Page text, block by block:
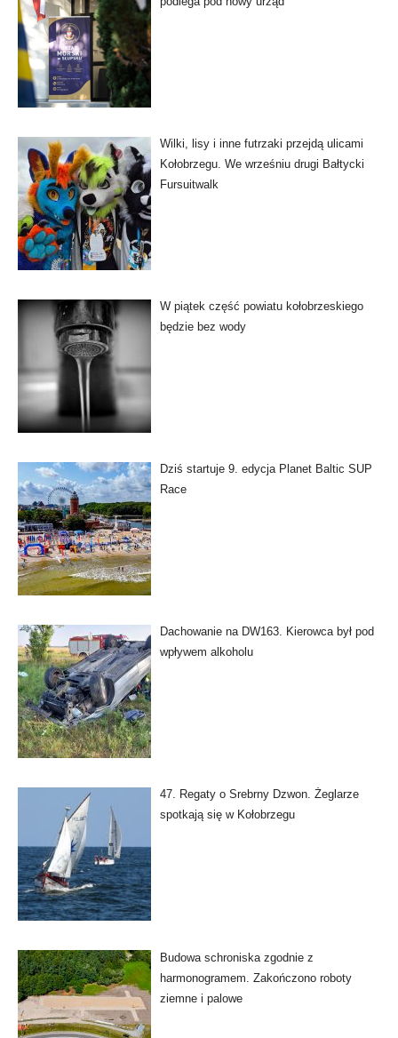
Wilki, lisy i inne futrzaki przejdą ulicami
Kołobrzegu. We wrześniu drugi Bałtycki
Fursuitwalk
W piątek część powiatu kołobrzeskiego
będzie bez wody
Dziś startuje 9. edycja Planet Baltic SUP
Race
Dachowanie na DW163. Kierowca był pod
wpływem alkoholu
47. Regaty o Srebrny Dzwon. Żeglarze
spotkają się w Kołobrzegu
Budowa schroniska zgodnie z
harmonogramem. Zakończono roboty
ziemne i palowe